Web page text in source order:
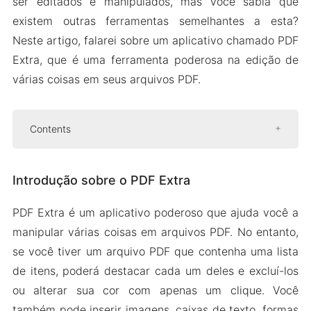
existem outras ferramentas semelhantes a esta?
Neste artigo, falarei sobre um aplicativo chamado PDF
Extra, que é uma ferramenta poderosa na edição de
várias coisas em seus arquivos PDF.
Contents
Criptografia de dados
Entrar em arquivos PDF
Interface amigável
Versão Mod APK do PDF Extra
Recursos do mod
Introdução sobre o PDF Extra
PDF Extra é um aplicativo poderoso que ajuda você a
manipular várias coisas em arquivos PDF. No entanto,
se você tiver um arquivo PDF que contenha uma lista
de itens, poderá destacar cada um deles e excluí-los
ou alterar sua cor com apenas um clique. Você